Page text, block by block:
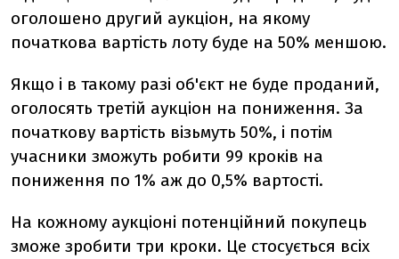
оголошено другий аукціон, на якому
початкова вартість лоту буде на 50% меншою.
Якщо і в такому разі об'єкт не буде проданий,
оголосять третій аукціон на пониження. За
початкову вартість візьмуть 50%, і потім
учасники зможуть робити 99 кроків на
пониження по 1% аж до 0,5% вартості.
На кожному аукціоні потенційний покупець
зможе зробити три кроки. Це стосується всіх